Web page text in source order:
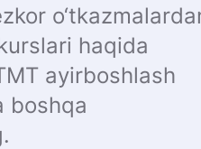
haqida
ayirboshlash
boshqa